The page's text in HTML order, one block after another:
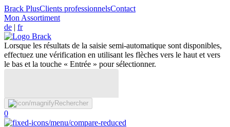
Brack PlusClients professionnelsContact
Mon Assortiment
de | fr
Lorsque les résultats de la saisie semi-automatique sont disponibles,
effectuez une vérification en utilisant les flèches vers le haut et vers
le bas et la touche « Entrée » pour sélectionner.
Rechercher
0